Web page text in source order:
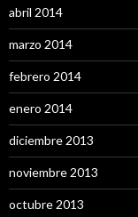
abril 2014
marzo 2014
febrero 2014
enero 2014
diciembre 2013
noviembre 2013
octubre 2013